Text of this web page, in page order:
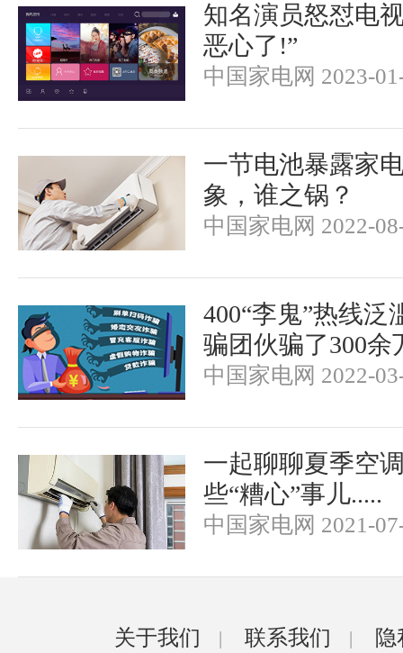
知名演员怒怼电
恶心了!”
中国家电网 2023-
一节电池暴露家
象，谁之锅？
中国家电网 2022-
400“李鬼”热线泛
骗团伙骗了300余
中国家电网 2022-
一起聊聊夏季空
些“糟心”事儿.....
中国家电网 2021-
关于我们 | 联系我们 |